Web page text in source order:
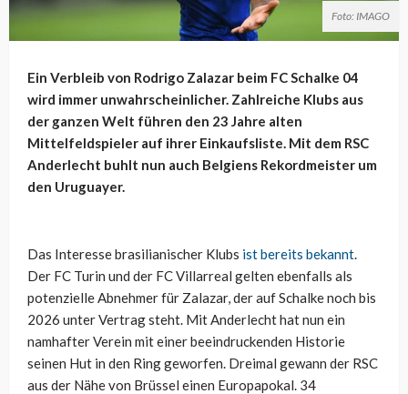
Foto: IMAGO
Ein Verbleib von Rodrigo Zalazar beim FC Schalke 04
wird immer unwahrscheinlicher. Zahlreiche Klubs aus
der ganzen Welt führen den 23 Jahre alten
Mittelfeldspieler auf ihrer Einkaufsliste. Mit dem RSC
Anderlecht buhlt nun auch Belgiens Rekordmeister um
den Uruguayer.
Das Interesse brasilianischer Klubs ist bereits bekannt.
Der FC Turin und der FC Villarreal gelten ebenfalls als
potenzielle Abnehmer für Zalazar, der auf Schalke noch bis
2026 unter Vertrag steht. Mit Anderlecht hat nun ein
namhafter Verein mit einer beeindruckenden Historie
seinen Hut in den Ring geworfen. Dreimal gewann der RSC
aus der Nähe von Brüssel einen Europapokal. 34